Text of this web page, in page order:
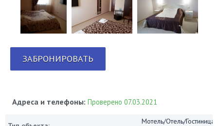
ЗАБРОНИРОВАТЬ
Адреса и телефоны:Проверено 07.03.2021
Мотель/Отель/